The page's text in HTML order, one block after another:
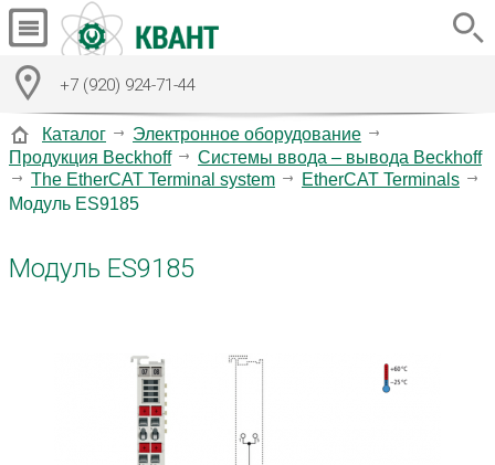
+7 (920) 924-71-44
Каталог
Электронное оборудование
Продукция Beckhoff
Системы ввода – вывода Beckhoff
The EtherCAT Terminal system
EtherCAT Terminals
Модуль ES9185
Модуль ES9185